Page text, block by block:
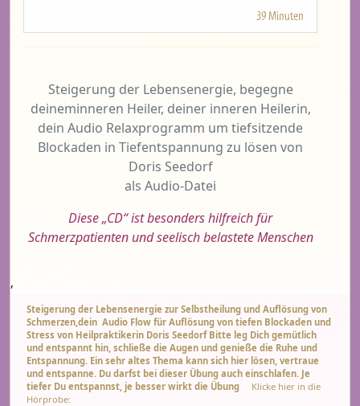
39 Minuten
Steigerung der Lebensenergie, begegne
deineminneren Heiler, deiner inneren Heilerin,
dein Audio Relaxprogramm um tiefsitzende
Blockaden in Tiefentspannung zu lösen von
Doris Seedorf
als Audio-Datei
Diese „CD“ ist besonders hilfreich für
Schmerzpatienten und seelisch belastete Menschen
‚
Steigerung der Lebensenergie zur Selbstheilung und Auflösung von
Schmerzen,dein Audio Flow für Auflösung von tiefen Blockaden und
Stress von Heilpraktikerin Doris Seedorf Bitte leg Dich gemütlich
und entspannt hin, schließe die Augen und genieße die Ruhe und
Entspannung. Ein sehr altes Thema kann sich hier lösen, vertraue
und entspanne. Du darfst bei dieser Übung auch einschlafen. Je
tiefer Du entspannst, je besser wirkt die Übung Klicke hier in die
Hörprobe: